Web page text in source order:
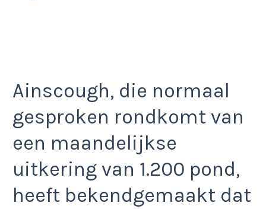
Ainscough, die normaal
gesproken rondkomt van
een maandelijkse
uitkering van 1.200 pond,
heeft bekendgemaakt dat